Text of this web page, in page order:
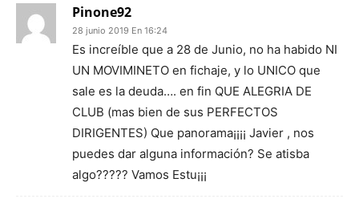
Pinone92
28 junio 2019 En 16:24
Es increíble que a 28 de Junio, no ha habido NI
UN MOVIMINETO en fichaje, y lo UNICO que
sale es la deuda…. en fin QUE ALEGRIA DE
CLUB (mas bien de sus PERFECTOS
DIRIGENTES) Que panorama¡¡¡¡ Javier , nos
puedes dar alguna información? Se atisba
algo????? Vamos Estu¡¡¡